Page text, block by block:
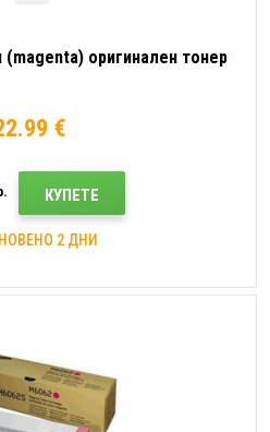
(magenta) оригинален тонер
€
КУПЕТЕ
2 ДНИ